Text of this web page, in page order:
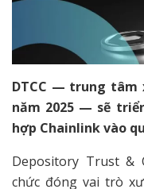
DTCC — trung tâm
năm 2025 — sẽ
hợp Chainlink vào
Depository Trust &
chức đóng vai trò